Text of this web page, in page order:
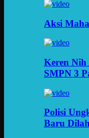
Aksi
Keren Nih
SMPN 3
Polisi
Baru